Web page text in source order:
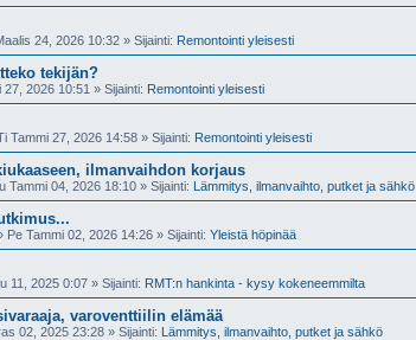
24, 2026 10:32 » Sijainti: Remontointi yleisesti
tekijän?
27, 2026 10:51 » Sijainti: Remontointi yleisesti
Tammi 27, 2026 14:58 » Sijainti: Remontointi yleisesti
ilmanvaihdon korjaus
Tammi 04, 2026 18:10 » Sijainti: Lämmitys, ilmanvaihto, putket ja sähkö
Pe Tammi 02, 2026 14:26 » Sijainti: Yleistä höpinää
11, 2025 0:07 » Sijainti: RMT:n hankinta - kysy kokeneemmilta
varoventtiilin elämää
02, 2025 23:28 » Sijainti: Lämmitys, ilmanvaihto, putket ja sähkö